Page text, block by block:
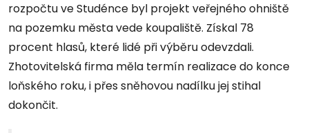
rozpočtu ve Studénce byl projekt veřejného ohniště
na pozemku města vede koupaliště. Získal 78
procent hlasů, které lidé při výběru odevzdali.
Zhotovitelská firma měla termín realizace do konce
loňského roku, i přes sněhovou nadílku jej stihal
dokončit.